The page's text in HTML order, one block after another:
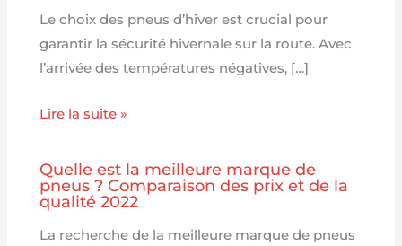
Le choix des pneus d’hiver est crucial pour
garantir la sécurité hivernale sur la route. Avec
l’arrivée des températures négatives, […]
Lire la suite »
Quelle est la meilleure marque de
pneus ? Comparaison des prix et de la
qualité 2022
La recherche de la meilleure marque de pneus